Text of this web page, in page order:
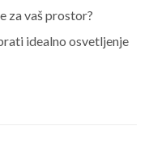
za vaš prostor?
idealno osvetljenje